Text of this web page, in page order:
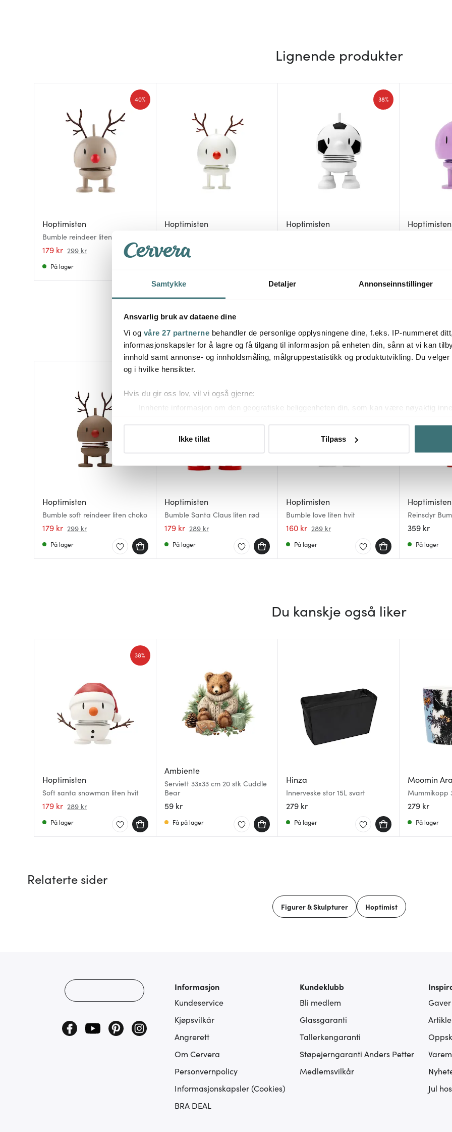
Samtykke Detaljer Annonseinnstillinger
Ansvarlig bruk av dataene dine
Vi og våre 27 partnerne behandler de personlige opplysningene dine, f.eks. IP-nummeret
informasjonskapsler for å lagre og få tilgang til informasjon på enheten din, sånn at vi kan
innhold samt annonse- og innholdsmåling, målgruppestatistikk og produktutvikling. Du
og i hvilke hensikter.
Hvis du gir oss lov, vil vi også gjerne:
Innhente informasjon om den geografiske beliggenheten din, som kan være nøyaktig
Du kan hele tiden endre eller trekke tilbake ditt samtykke fra erklæringen om
Vi bruker informasjonskapsler for å gi innhold og annonser et personlig preg, for å levere
dem, eller som de har samlet inn gjennom din bruk av tjenestene deres.
Ikke tillat Tilpass
Lignende produkter
Hoptimisten
Bumble reindeer liten latte
179 kr 299 kr
40%
På lager
Hoptimisten
359 kr
Hoptimisten
38%
Hoptimisten
Mer fra samme serie
Hoptimisten
Bumble soft reindeer liten choko
179 kr 299 kr
På lager
Hoptimisten
Bumble Santa Claus liten rød
179 kr 289 kr
På lager
Hoptimisten
Bumble love liten hvit
160 kr 289 kr
På lager
Hoptimisten
Reinsdyr
359 kr
På lager
Du kanskje også liker
Hoptimisten
Soft santa snowman liten hvit
179 kr 289 kr
38%
På lager
Ambiente
Serviett 33x33 cm 20 stk Cuddle
Bear
59 kr
Få på lager
Hinza
Innerveske stor 15L svart
279 kr
På lager
Moomin
Mummikopp
alltid 80 år
279 kr
På lager
Relaterte sider
Figurer & Skulpturer Hoptimist
Informasjon
Kundeservice
Kjøpsvilkår
Angrerett
Om Cervera
Personvernpolicy
Informasjonskapsler (Cookies)
BRA DEAL
Kundeklubb
Bli medlem
Glassgaranti
Tallerkengaranti
Støpejerngaranti Anders Petter
Medlemsvilkår
Gaver
Jul